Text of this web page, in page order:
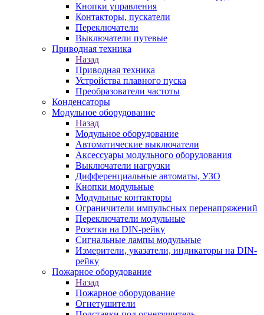
Кнопки управления
Контакторы, пускатели
Переключатели
Выключатели путевые
Приводная техника
Назад
Приводная техника
Устройства плавного пуска
Преобразователи частоты
Конденсаторы
Модульное оборудование
Назад
Модульное оборудование
Автоматические выключатели
Аксессуары модульного оборудования
Выключатели нагрузки
Дифференциальные автоматы, УЗО
Кнопки модульные
Модульные контакторы
Ограничители импульсных перенапряжений
Переключатели модульные
Розетки на DIN-рейку
Сигнальные лампы модульные
Измерители, указатели, индикаторы на DIN-
рейку
Пожарное оборудование
Назад
Пожарное оборудование
Огнетушители